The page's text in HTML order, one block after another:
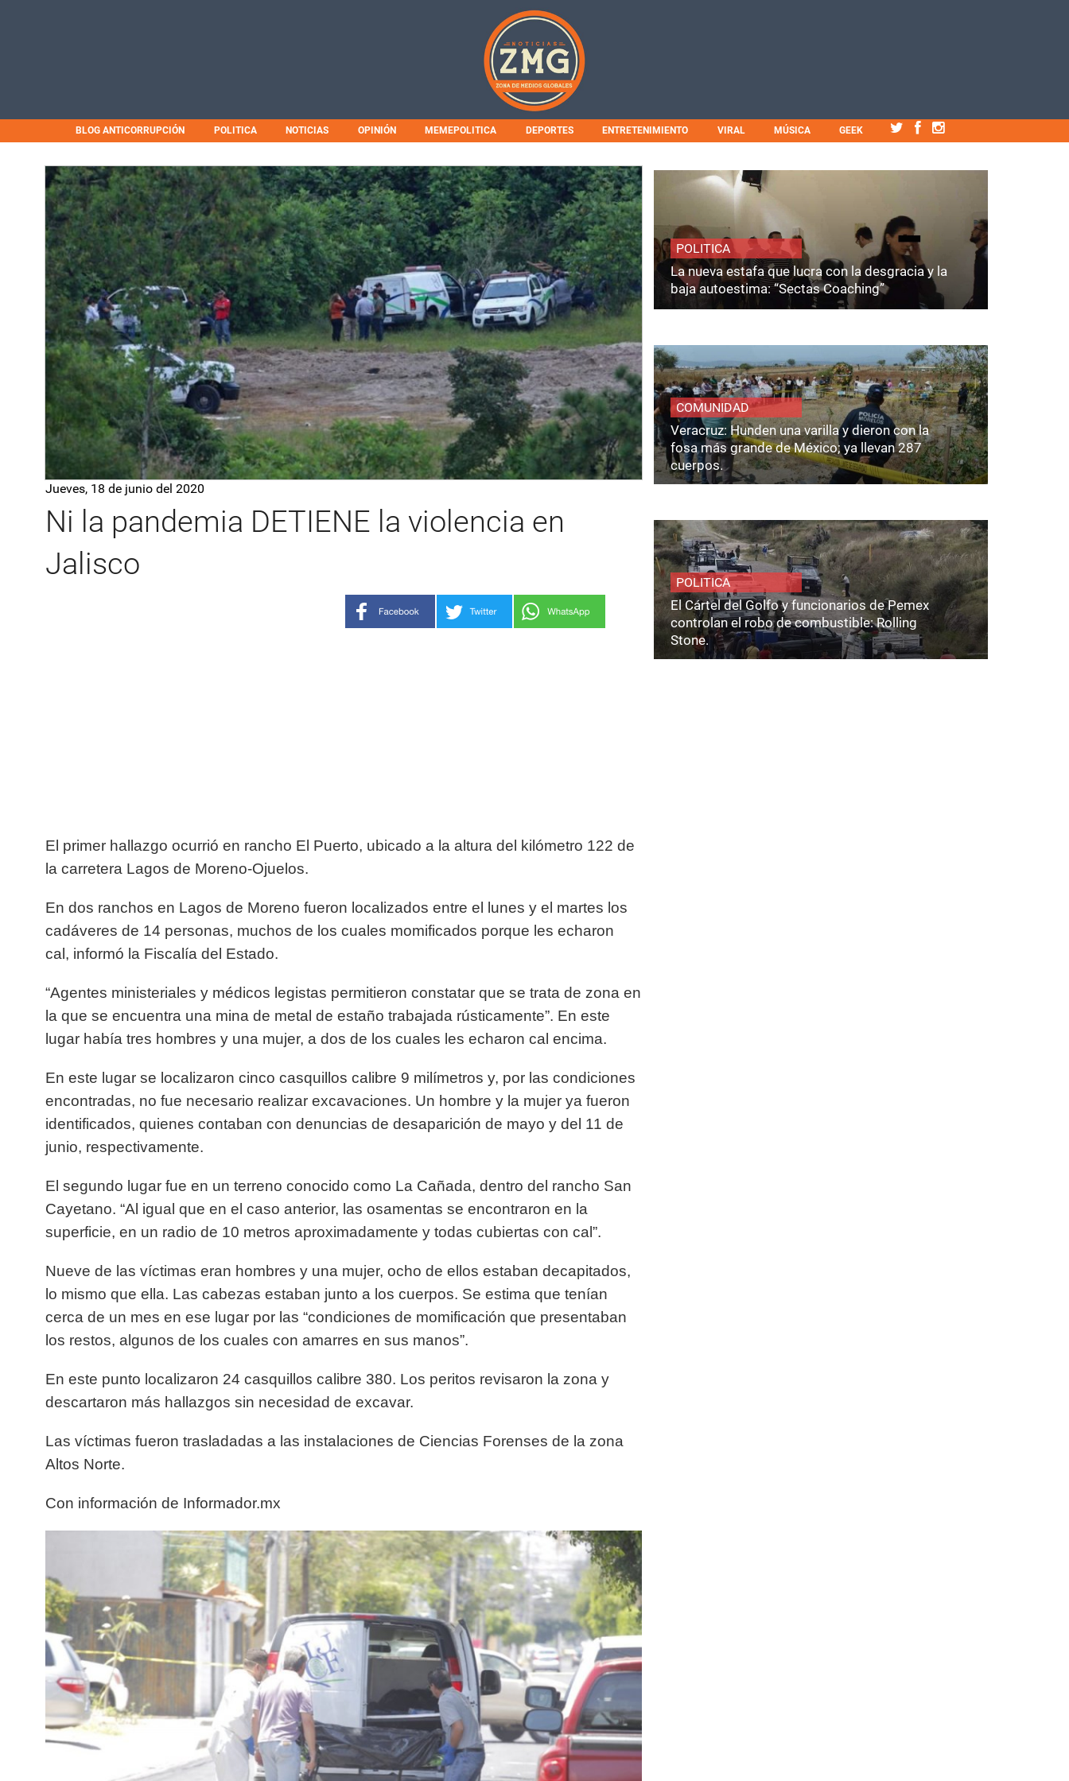
BLOG ANTICORRUPCIÓN POLITICA NOTICIAS OPINIÓN MEMEPOLITICA DEPORTES ENTRETENIMIENTO VIRAL MÚSICA GEEK
Jueves, 18 de junio del 2020
Ni la pandemia DETIENE la violencia en
Jalisco
El primer hallazgo ocurrió en rancho El Puerto, ubicado a la altura del kilómetro 122 de
la carretera Lagos de Moreno-Ojuelos.
En dos ranchos en Lagos de Moreno fueron localizados entre el lunes y el martes los
cadáveres de 14 personas, muchos de los cuales momificados porque les echaron
cal, informó la Fiscalía del Estado.
“Agentes ministeriales y médicos legistas permitieron constatar que se trata de zona en
la que se encuentra una mina de metal de estaño trabajada rústicamente”. En este
lugar había tres hombres y una mujer, a dos de los cuales les echaron cal encima.
En este lugar se localizaron cinco casquillos calibre 9 milímetros y, por las condiciones
encontradas, no fue necesario realizar excavaciones. Un hombre y la mujer ya fueron
identificados, quienes contaban con denuncias de desaparición de mayo y del 11 de
junio, respectivamente.
El segundo lugar fue en un terreno conocido como La Cañada, dentro del rancho San
Cayetano. “Al igual que en el caso anterior, las osamentas se encontraron en la
superficie, en un radio de 10 metros aproximadamente y todas cubiertas con cal”.
Nueve de las víctimas eran hombres y una mujer, ocho de ellos estaban decapitados,
lo mismo que ella. Las cabezas estaban junto a los cuerpos. Se estima que tenían
cerca de un mes en ese lugar por las “condiciones de momificación que presentaban
los restos, algunos de los cuales con amarres en sus manos”.
En este punto localizaron 24 casquillos calibre 380. Los peritos revisaron la zona y
descartaron más hallazgos sin necesidad de excavar.
Las víctimas fueron trasladadas a las instalaciones de Ciencias Forenses de la zona
Altos Norte.
Con información de Informador.mx
POLITICA
La nueva estafa que lucra con la desgracia y la
baja autoestima: “Sectas Coaching”
COMUNIDAD
Veracruz: Hunden una varilla y dieron con la
fosa más grande de México; ya llevan 287
cuerpos.
POLITICA
El Cártel del Golfo y funcionarios de Pemex
controlan el robo de combustible: Rolling
Stone.